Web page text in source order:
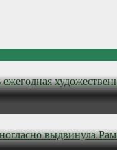
выдвинула